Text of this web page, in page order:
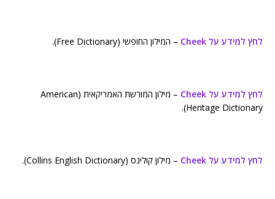
לחץ למידע על Cheek – המילון החופשי (Free Dictionary).
לחץ למידע על Cheek
– מילון המורשת האמריקאית (American
Heritage Dictionary).
לחץ למידע על Cheek – מילון קולינס (Collins English Dictionary).